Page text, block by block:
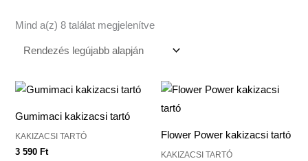
Mind a(z) 8 találat megjelenítve
Gumimaci kakizacsi tartó
KAKIZACSI TARTÓ
3 590 Ft
Flower Power kakizacsi tartó
KAKIZACSI TARTÓ